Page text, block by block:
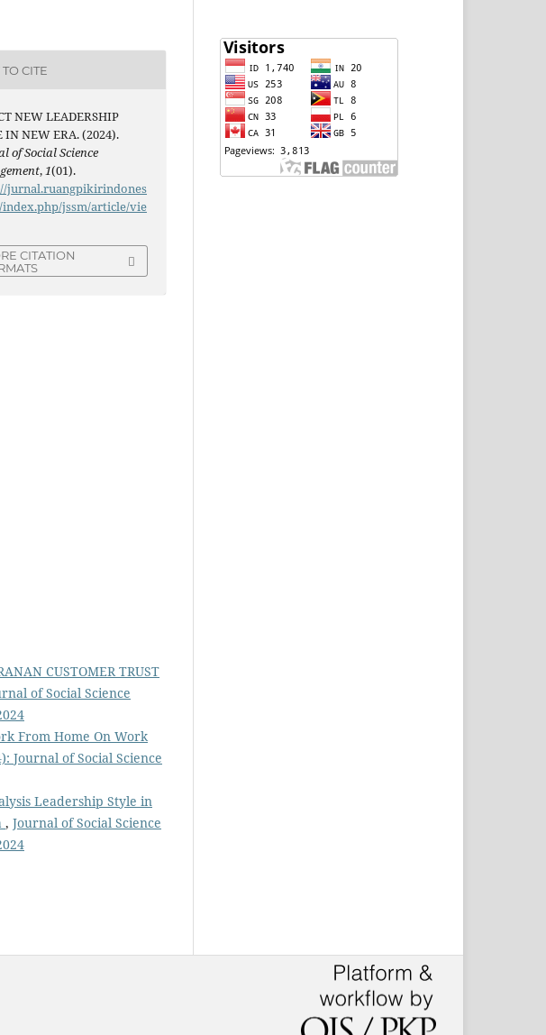
CITE
NEW LEADERSHIP
IN NEW ERA. (2024).
of Social Science
,1(01).
jurnal.ruangpikirindones
index.php/jssm/article/vie
CITATION
CUSTOMER TRUST
of Social Science
From Home On Work
Journal of Social Science
Leadership Style in
, Journal of Social Science